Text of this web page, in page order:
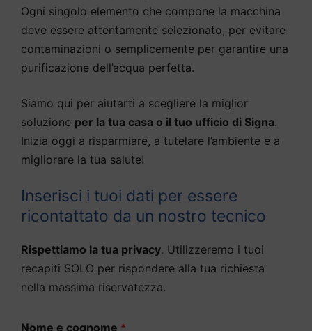
Ogni singolo elemento che compone la macchina
deve essere attentamente selezionato, per evitare
contaminazioni o semplicemente per garantire una
purificazione dell’acqua perfetta.
Siamo qui per aiutarti a scegliere la miglior
soluzione per la tua casa o il tuo ufficio di Signa.
Inizia oggi a risparmiare, a tutelare l’ambiente e a
migliorare la tua salute!
Inserisci i tuoi dati per essere
ricontattato da un nostro tecnico
Rispettiamo la tua privacy. Utilizzeremo i tuoi
recapiti SOLO per rispondere alla tua richiesta
nella massima riservatezza.
Nome e cognome *